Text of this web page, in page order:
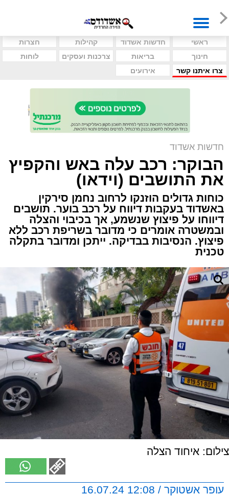
ראשי חדשות אשדוד קהילות
חצרות
חינוך
בריאות צרכנות ועסקים
לוחות
צרו איתנו קשר
אירועים
חדשות אשדוד
הבוקר: רכב עלה באש והקפיץ
את התושבים (וידאו)
כוחות גדולים הוזנקו לרחוב נחמן סירקין
באשדוד בעקבות דיווח על רכב בוער. תושבים
דיווחו על פיצוץ שנשמע, אך בכיבוי והצלה
ובמשטרה אומרים כי מדובר בשריפת רכב ללא
פיצוץ. הנסיבות בבדיקה. ייתכן ומדובר בתקלה
טכנית
צילום: איחוד הצלה
עופר אשטוקר / 12:08 16.07.24